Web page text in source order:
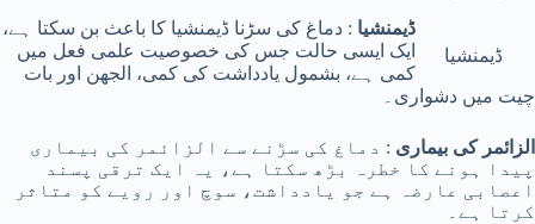
ڈیمنشیا
ڈیمنشیا : دماغ کی سڑنا ڈیمنشیا کا باعث بن سکتا ہے،
ایک ایسی حالت جس کی خصوصیت علمی فعل میں
کمی ہے، بشمول یادداشت کی کمی، الجھن اور بات
چیت میں دشواری۔
الزائمر کی بیماری : دماغ کی سڑنے سے الزائمر کی بیماری
پیدا ہونے کا خطرہ بڑھ سکتا ہے، یہ ایک ترقی پسند
اعصابی عارضہ ہے جو یادداشت، سوچ اور رویے کو متاثر
کرتا ہے۔